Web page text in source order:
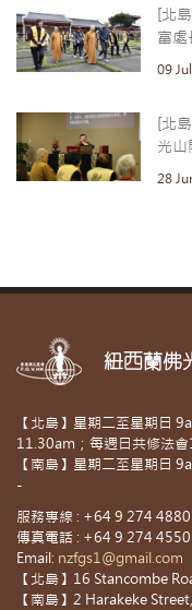
[北
富
09
[北
光山
28
紐西蘭佛
【北島】星期二至星期日
11.30am；每週日共修法
【南島】星期二至星期日
-
服務專線 : +64 9 274 4880
傳真電話 : +64 9 274 4550
Email: nzfgs1@gmail.com
【北島】16 Stancombe
【南島】2 Harakeke